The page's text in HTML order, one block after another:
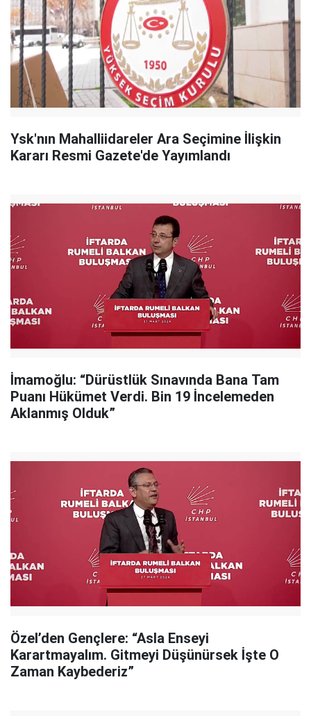
Ysk'nın Mahalliidareler Ara Seçimine İlişkin
Kararı Resmi Gazete'de Yayımlandı
İmamoğlu: “Dürüstlük Sınavında Bana Tam
Puanı Hükümet Verdi. Bin 19 İncelemeden
Aklanmış Olduk”
Özel’den Gençlere: “Asla Enseyi
Karartmayalım. Gitmeyi Düşünürsek İşte O
Zaman Kaybederiz”